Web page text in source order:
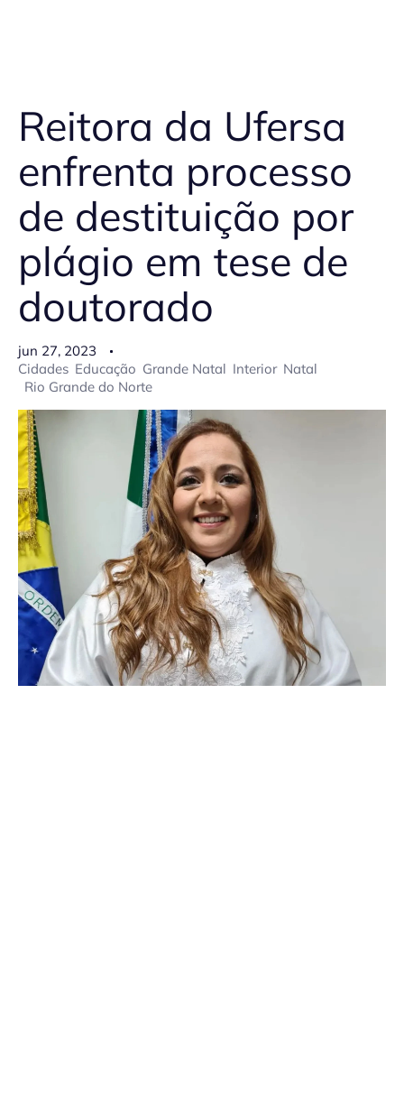
Reitora da Ufersa
enfrenta processo
de destituição por
plágio em tese de
doutorado
jun 27, 2023
Cidades Educação Grande Natal Interior Natal
Rio Grande do Norte